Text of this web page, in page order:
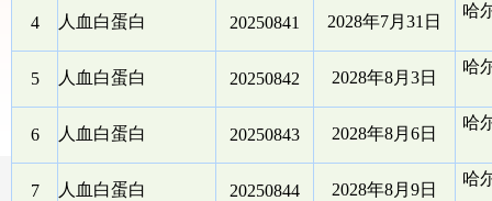
4 人血白蛋白 20250841 2028年7月31日
哈
5 人血白蛋白 20250842 2028年8月3日
哈
6 人血白蛋白 20250843 2028年8月6日
哈
7 人血白蛋白 20250844 2028年8月9日
哈